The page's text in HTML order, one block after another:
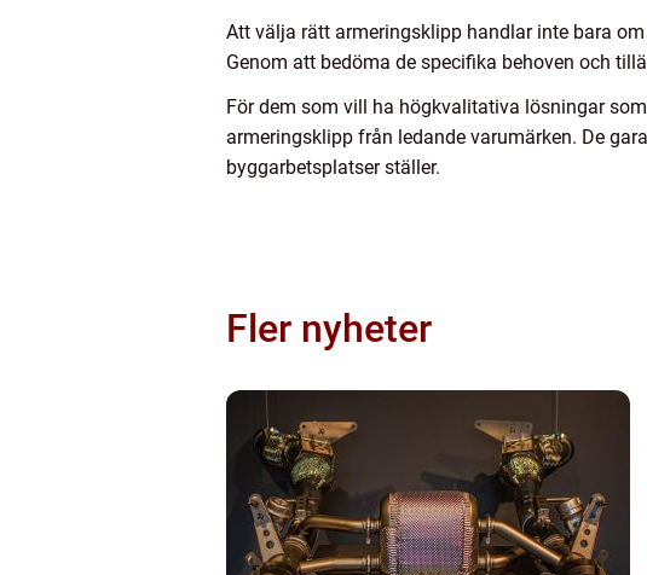
Att välja rätt armeringsklipp handlar inte bara
Genom att bedöma de specifika behoven och
För dem som vill ha högkvalitativa lösningar
armeringsklipp från ledande varumärken. De
byggarbetsplatser ställer.
Fler nyheter